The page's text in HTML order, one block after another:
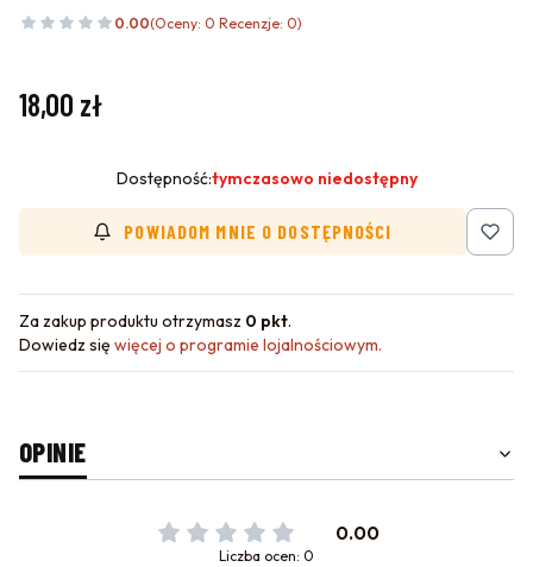
0.00(Oceny: 0 Recenzje: 0)
Cena
18,00 zł
Dostępność:tymczasowo niedostępny
POWIADOM MNIE O DOSTĘPNOŚCI
Za zakup produktu otrzymasz 0 pkt.
Dowiedz się więcej o programie lojalnościowym.
OPINIE
0.00
Liczba ocen: 0